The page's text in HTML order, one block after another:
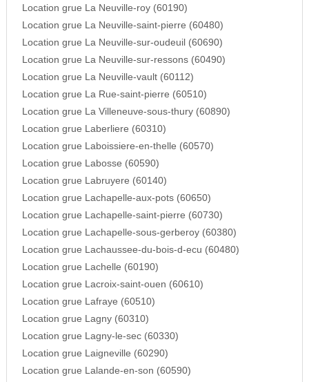
Location grue La Neuville-roy (60190)
Location grue La Neuville-saint-pierre (60480)
Location grue La Neuville-sur-oudeuil (60690)
Location grue La Neuville-sur-ressons (60490)
Location grue La Neuville-vault (60112)
Location grue La Rue-saint-pierre (60510)
Location grue La Villeneuve-sous-thury (60890)
Location grue Laberliere (60310)
Location grue Laboissiere-en-thelle (60570)
Location grue Labosse (60590)
Location grue Labruyere (60140)
Location grue Lachapelle-aux-pots (60650)
Location grue Lachapelle-saint-pierre (60730)
Location grue Lachapelle-sous-gerberoy (60380)
Location grue Lachaussee-du-bois-d-ecu (60480)
Location grue Lachelle (60190)
Location grue Lacroix-saint-ouen (60610)
Location grue Lafraye (60510)
Location grue Lagny (60310)
Location grue Lagny-le-sec (60330)
Location grue Laigneville (60290)
Location grue Lalande-en-son (60590)